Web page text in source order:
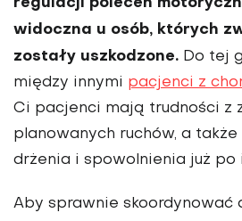
widoczna u osób, których
zostały uszkodzone. Do tej
między innymi pacjenci z
Ci pacjenci mają trudności z
planowanych ruchów, a
drżenia i spowolnienia już po
Aby sprawnie skoordynować